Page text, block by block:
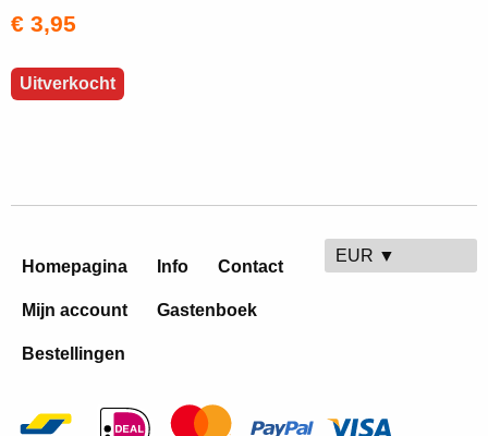
€ 3,95
Uitverkocht
Homepagina Info Contact
Mijn account Gastenboek
Bestellingen
EUR ▼